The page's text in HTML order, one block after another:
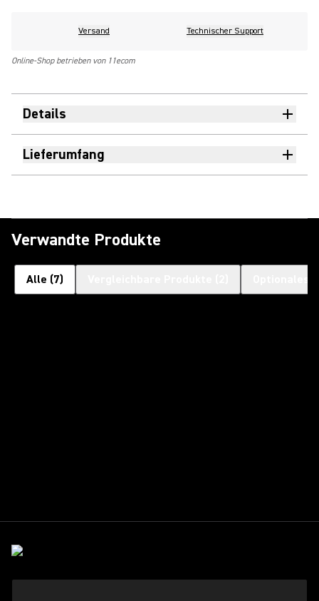
Versand Technischer Support
Online-Shop betrieben von 11ecom
Details
Lieferumfang
Verwandte Produkte
Alle (7)